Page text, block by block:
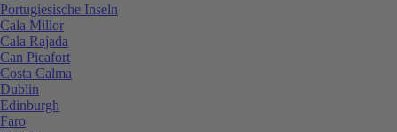
Portugiesische Inseln
Cala Millor
Cala Rajada
Can Picafort
Costa Calma
Dublin
Edinburgh
Faro